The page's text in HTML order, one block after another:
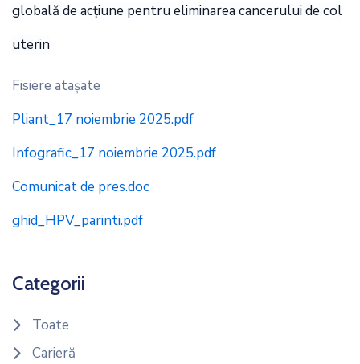
globală de acțiune pentru eliminarea cancerului de col
uterin
Fisiere ataşate
Pliant_17 noiembrie 2025.pdf
Infografic_17 noiembrie 2025.pdf
Comunicat de pres.doc
ghid_HPV_parinti.pdf
Categorii
Toate
Carieră